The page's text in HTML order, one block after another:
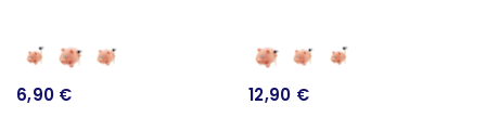
6,90 € 12,90 €